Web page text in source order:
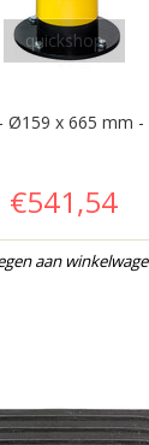
quickshop
Ø159 x 665 mm
€541,54
aan